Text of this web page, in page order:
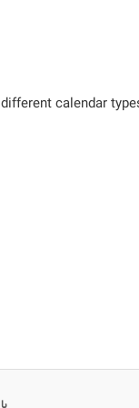
calendar